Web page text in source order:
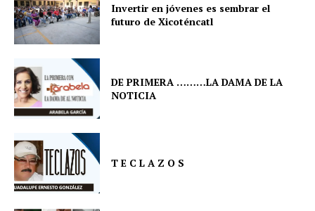
Invertir en jóvenes es sembrar el
futuro de Xicoténcatl
DE PRIMERA ………LA DAMA DE LA
NOTICIA
T E C L A Z O S